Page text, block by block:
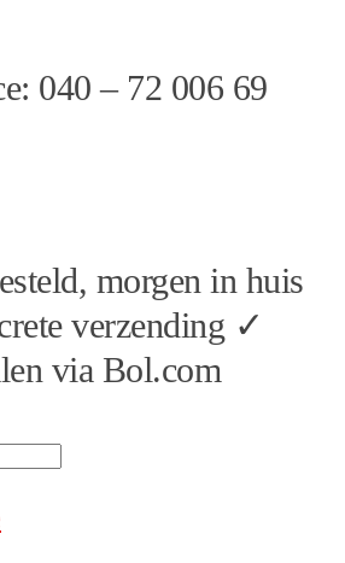
040 – 72 006 69
morgen in huis
verzending ✓
via Bol.com